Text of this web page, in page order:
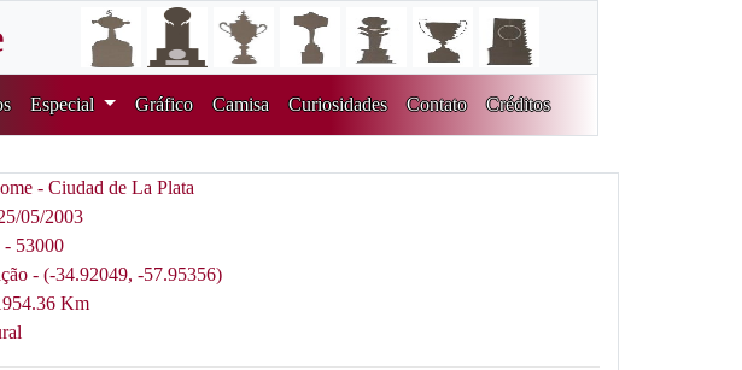
Especial Gráfico Camisa Curiosidades Contato Créditos
- Ciudad de La Plata
05/2003
- 53000
- (-34.92049, -57.95356)
Km